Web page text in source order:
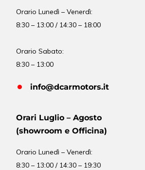
OrarioLunedì – Venerdì:
8:30 – 13:00 / 14:30 – 18:00
Orario Sabato:
8:30 – 13:00
info@dcarmotors.it
Orari Luglio – Agosto
(showroom e Officina)
OrarioLunedì – Venerdì:
8:30 – 13:00 / 14:30 – 19:30